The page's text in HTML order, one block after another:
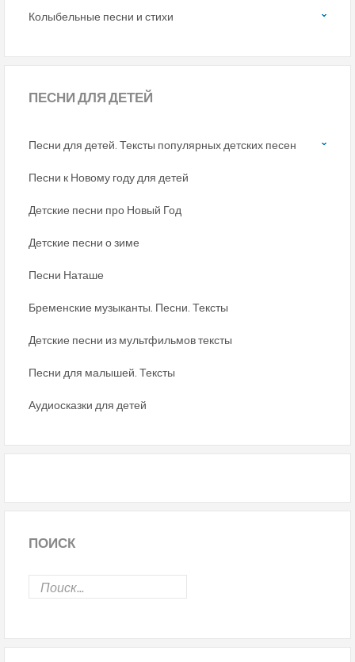
Колыбельные песни и стихи
ПЕСНИДЛЯ ДЕТЕЙ
Песни для детей. Тексты популярных детских песен
Песни к Новому году для детей
Детские песни про Новый Год
Детские песни о зиме
Песни Наташе
Бременские музыканты. Песни. Тексты
Детские песни из мультфильмов тексты
Песни для малышей. Тексты
Аудиосказки для детей
ПОИСК